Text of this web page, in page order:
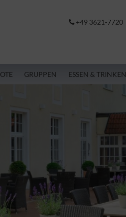
+49 3621-7720
GRUPPEN ESSEN & TRINKEN